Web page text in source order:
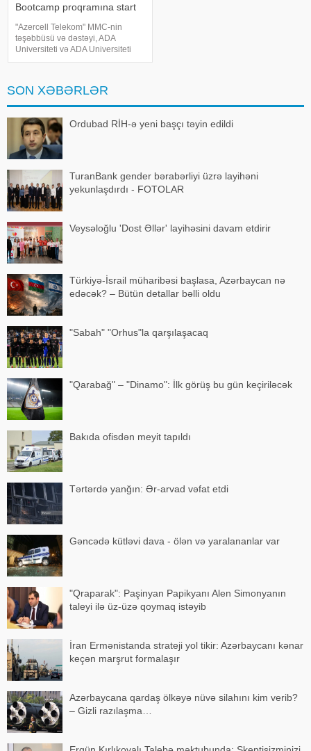
Bootcamp proqramına start
"Azercell Telekom" MMC-nin
təşəbbüsü və dəstəyi, ADA
Universiteti və ADA Universiteti
Fondunun birgə əməkdaşlığı ilə
Bootcamp proqramına start verilir
SON XƏBƏRLƏR
Ordubad RİH-ə yeni başçı təyin edildi
TuranBank gender bərabərliyi üzrə layihəni
yekunlaşdırdı - FOTOLAR
Veysəloğlu 'Dost Əllər' layihəsini davam etdirir
Türkiyə-İsrail müharibəsi başlasa, Azərbaycan nə
edəcək? – Bütün detallar bəlli oldu
"Sabah" "Orhus"la qarşılaşacaq
"Qarabağ" – "Dinamo": İlk görüş bu gün keçiriləcək
Bakıda ofisdən meyit tapıldı
Tərtərdə yanğın: Ər-arvad vəfat etdi
Gəncədə kütləvi dava - ölən və yaralananlar var
"Qraparak": Paşinyan Papikyanı Alen Simonyanın
taleyi ilə üz-üzə qoymaq istəyib
İran Ermənistanda strateji yol tikir: Azərbaycanı kənar
keçən marşrut formalaşır
Azərbaycana qardaş ölkəyə nüvə silahını kim verib?
– Gizli razılaşma…